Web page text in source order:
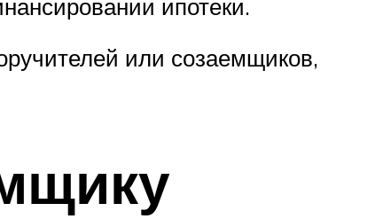
ипотеки.
или созаемщиков,